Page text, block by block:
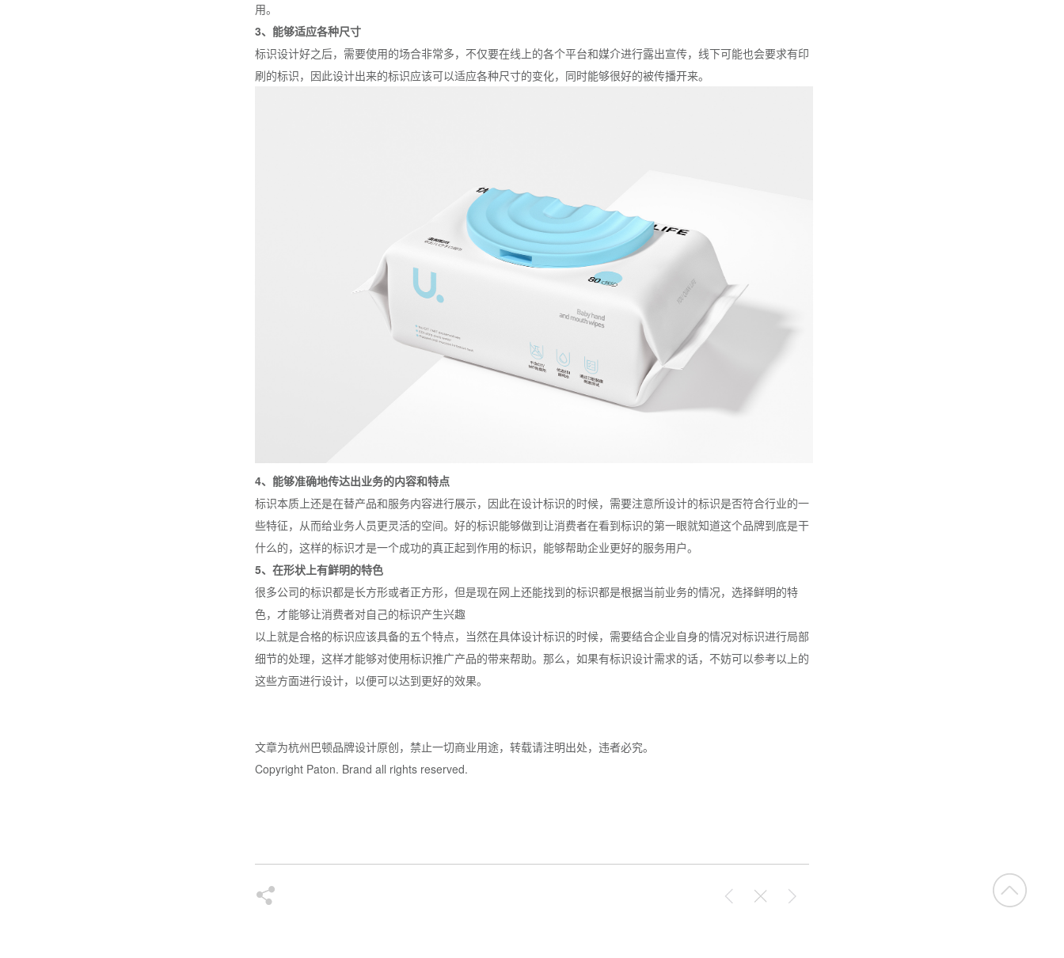
用。
3、能够适应各种尺寸
标识设计好之后，需要使用的场合非常多，不仅要在线上的各个平台和媒介进行露出宣传，线下可能也会要求有印
刷的标识，因此设计出来的标识应该可以适应各种尺寸的变化，同时能够很好的被传播开来。
4、能够准确地传达出业务的内容和特点
标识本质上还是在替产品和服务内容进行展示，因此在设计标识的时候，需要注意所设计的标识是否符合行业的一
些特征，从而给业务人员更灵活的空间。好的标识能够做到让消费者在看到标识的第一眼就知道这个品牌到底是干
什么的，这样的标识才是一个成功的真正起到作用的标识，能够帮助企业更好的服务用户。
5、在形状上有鲜明的特色
很多公司的标识都是长方形或者正方形，但是现在网上还能找到的标识都是根据当前业务的情况，选择鲜明的特
色，才能够让消费者对自己的标识产生兴趣
以上就是合格的标识应该具备的五个特点，当然在具体设计标识的时候，需要结合企业自身的情况对标识进行局部
细节的处理，这样才能够对使用标识推广产品的带来帮助。那么，如果有标识设计需求的话，不妨可以参考以上的
这些方面进行设计，以便可以达到更好的效果。
文章为杭州巴顿品牌设计原创，禁止一切商业用途，转载请注明出处，违者必究。
Copyright Paton. Brand all rights reserved.